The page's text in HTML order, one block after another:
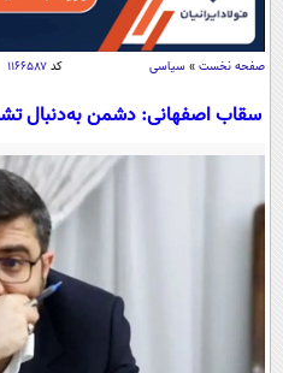
اقتصاد
اقتصادی
حوادث
یک برش
محیط
سفر و
بین
سیاست
فرهنگ
علم و
فناوری و It
علمی
قرآن
صفحه نخست » سیاسی کد۱۱۶۶۵۸۷
سقاب اصفهانی: دشمن به‌دنبال